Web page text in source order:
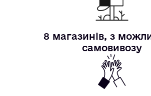
8 магазинів, з
самовивозу